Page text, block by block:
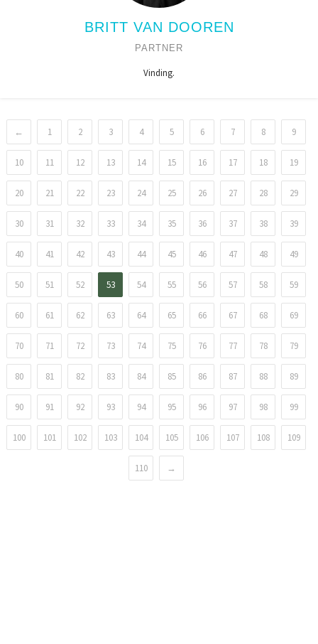
BRITT VAN DOOREN
PARTNER
Vinding.
← 1 2 3 4 5 6 7 8 9
10 11 12 13 14 15 16 17 18 19
20 21 22 23 24 25 26 27 28 29
30 31 32 33 34 35 36 37 38 39
40 41 42 43 44 45 46 47 48 49
50 51 52 53 54 55 56 57 58 59
60 61 62 63 64 65 66 67 68 69
70 71 72 73 74 75 76 77 78 79
80 81 82 83 84 85 86 87 88 89
90 91 92 93 94 95 96 97 98 99
100 101 102 103 104 105 106 107 108 109
110 →